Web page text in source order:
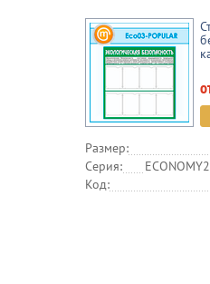
Размер:
Серия:
Код: